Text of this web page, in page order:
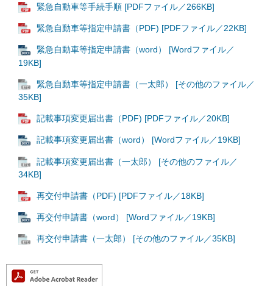
緊急自動車等手続手順 [PDFファイル／266KB]
緊急自動車等指定申請書（PDF) [PDFファイル／22KB]
緊急自動車等指定申請書（word） [Wordファイル／
19KB]
緊急自動車等指定申請書（一太郎） [その他のファイル／
35KB]
記載事項変更届出書（PDF) [PDFファイル／20KB]
記載事項変更届出書（word） [Wordファイル／19KB]
記載事項変更届出書（一太郎） [その他のファイル／
34KB]
再交付申請書（PDF) [PDFファイル／18KB]
再交付申請書（word） [Wordファイル／19KB]
再交付申請書（一太郎） [その他のファイル／35KB]